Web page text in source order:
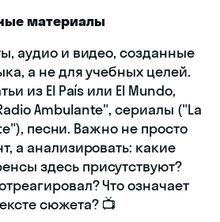
материалы
аудио и видео, созданные
а не для учебных целей.
из El País или El Mundo,
Ambulante", сериалы ("La
песни. Важно не просто
а анализировать: какие
здесь присутствуют?
Что означает
сюжета? 📺